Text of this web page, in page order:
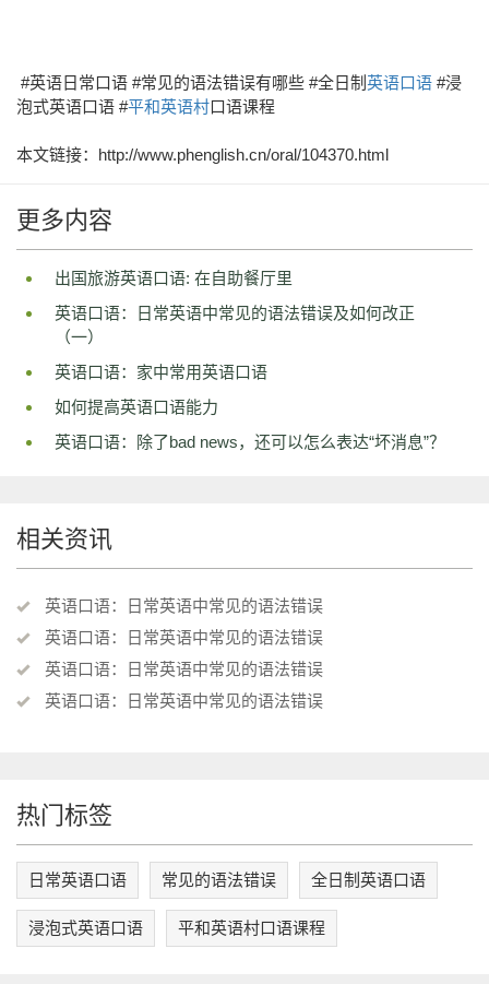
#英语日常口语 #常见的语法错误有哪些 #全日制英语口语 #浸
泡式英语口语 #平和英语村口语课程
本文链接：http://www.phenglish.cn/oral/104370.html
更多内容
出国旅游英语口语: 在自助餐厅里
英语口语：日常英语中常见的语法错误及如何改正
（一）
英语口语：家中常用英语口语
如何提高英语口语能力
英语口语：除了bad news，还可以怎么表达“坏消息”？
相关资讯
英语口语：日常英语中常见的语法错误
英语口语：日常英语中常见的语法错误
英语口语：日常英语中常见的语法错误
英语口语：日常英语中常见的语法错误
热门标签
日常英语口语 常见的语法错误 全日制英语口语
浸泡式英语口语 平和英语村口语课程